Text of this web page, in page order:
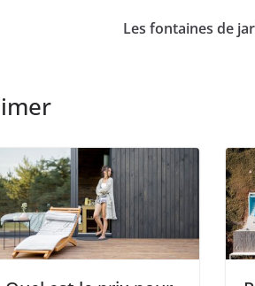
Les fontaines de